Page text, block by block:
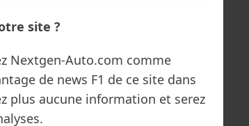
site ?
Nextgen-Auto.com comme
de news F1 de ce site dans
plus aucune information et serez